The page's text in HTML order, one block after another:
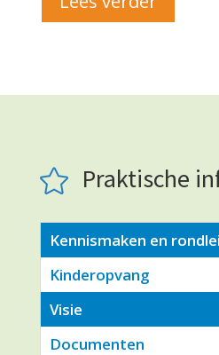
 Praktische
Kennismaken en
Kinderopvang
Visie
Documenten